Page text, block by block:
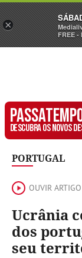
Sábado
DESCUBRA OS NOVOS
PORTUGAL
OUVIR ARTIGO
Ucrânia
dos
seu
×
FREE